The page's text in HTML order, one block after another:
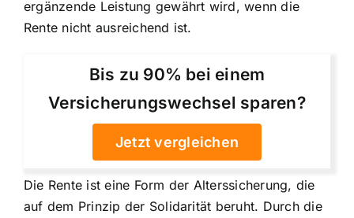
ergänzende Leistung gewährt wird, wenn die
Rente nicht ausreichend ist.
Bis zu 90% bei einem
Versicherungswechsel sparen?
Jetzt vergleichen
Die Rente ist eine Form der Alterssicherung, die
auf dem Prinzip der Solidarität beruht. Durch die